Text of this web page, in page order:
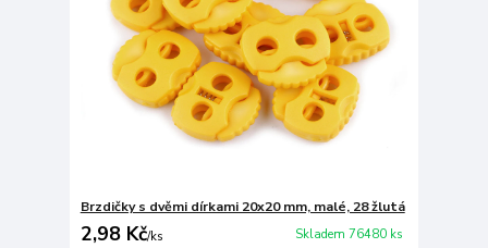
Brzdičky s dvěmi dírkami 20x20 mm, malé, 28 žlutá
2,98 Kč/ks Skladem 76480 ks